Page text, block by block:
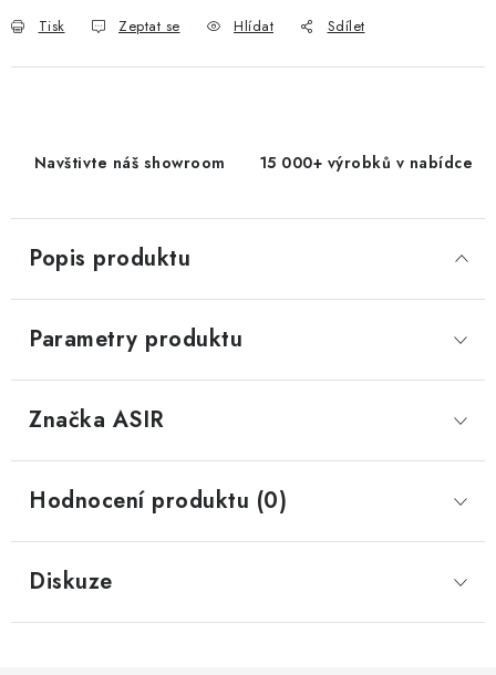
Tisk Zeptat se Hlídat Sdílet
Navštivte náš showroom 15 000+ výrobků v nabídce
Popis produktu
Parametry produktu
Značka ASIR
Hodnocení produktu (0)
Diskuze